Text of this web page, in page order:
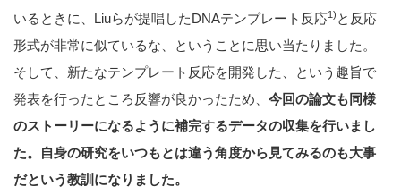
いるときに、Liuらが提唱したDNAテンプレート反応1) と反応
形式が非常に似ているな、ということに思い当たりました。
そして、新たなテンプレート反応を開発した、という趣旨で
発表を行ったところ反響が良かったため、 今回の論文も同様
のストーリーになるように補完するデータの収集を行いまし
た。自身の研究をいつもとは違う角度から見てみるのも大事
だという教訓になりました。